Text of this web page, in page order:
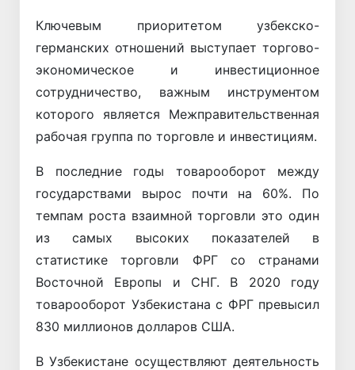
Ключевым приоритетом узбекско-
германских отношений выступает торгово-
экономическое и инвестиционное
сотрудничество, важным инструментом
которого является Межправительственная
рабочая группа по торговле и инвестициям.
В последние годы товарооборот между
государствами вырос почти на 60%. По
темпам роста взаимной торговли это один
из самых высоких показателей в
статистике торговли ФРГ со странами
Восточной Европы и СНГ. В 2020 году
товарооборот Узбекистана с ФРГ превысил
830 миллионов долларов США.
В Узбекистане осуществляют деятельность